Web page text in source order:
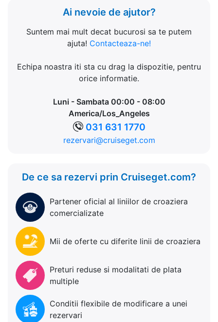
Ai nevoie de ajutor?
Suntem mai mult decat bucurosi sa te putem
ajuta! Contacteaza-ne!
Echipa noastra iti sta cu drag la dispozitie, pentru
orice informatie.
Luni - Sambata 00:00 - 08:00
America/Los_Angeles
031 631 1770
rezervari@cruiseget.com
De ce sa rezervi prin Cruiseget.com?
Partener oficial al liniilor de croaziera
comercializate
Mii de oferte cu diferite linii de croaziera
Preturi reduse si modalitati de plata
multiple
Conditii flexibile de modificare a unei
rezervari